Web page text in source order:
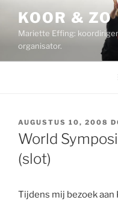
inhoud
KOOR & ZO
Mariette Effing:
organisator.
GEPLAATST
OP
AUGUSTUS 10, 2008
World
(slot)
Tijdens mij bezoek